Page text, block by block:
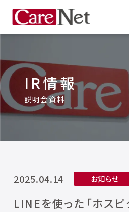
IR情報
説明会資料
2025.04.14 お知らせ
LINEを使った「ホス